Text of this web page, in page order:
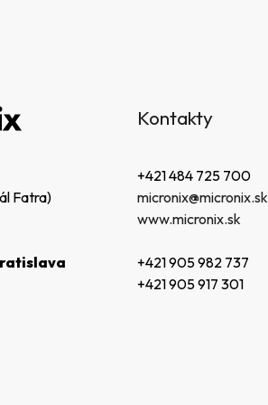
Fatra)
Kontakty
+421 484 725 700
micronix@micronix.sk
www.micronix.sk
+421 905 982 737
+421 905 917 301